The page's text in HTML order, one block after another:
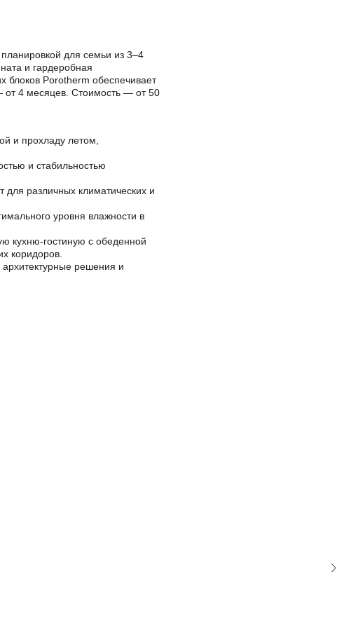
для семьи из 3–4
и гардеробная
блоков Porotherm обеспечивает
от 4 месяцев. Стоимость — от 50
и прохладу летом,
и стабильностью
для различных климатических и
уровня влажности в
кухню-гостиную с обеденной
коридоров.
архитектурные решения и